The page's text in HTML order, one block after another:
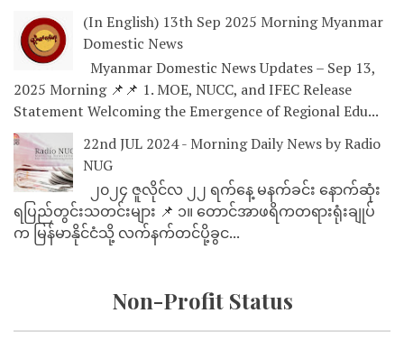
(In English) 13th Sep 2025 Morning Myanmar
Domestic News
Myanmar Domestic News Updates – Sep 13,
2025 Morning 📌📌 1. MOE, NUCC, and IFEC Release
Statement Welcoming the Emergence of Regional Edu...
22nd JUL 2024 - Morning Daily News by Radio
NUG
၂၀၂၄ ဇူလိုင်လ ၂၂ ရက်နေ့ မနက်ခင်း နောက်ဆုံး
ရပြည်တွင်းသတင်းများ 📌 ၁။ တောင်အာဖရိကတရားရုံးချုပ်
က မြန်မာနိုင်ငံသို့ လက်နက်တင်ပို့ခွင...
Non-Profit Status